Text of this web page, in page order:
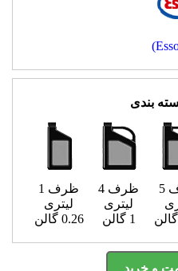
بندی
ظرف 5
ظرف 4
لیتری
1 گالن
ظرف 1
لیتری
0.26 گالن